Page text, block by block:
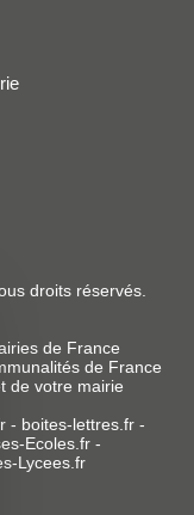
droits réservés.
de France
de France
de votre mairie
- boites-lettres.fr-
Ecoles.fr -
Lycees.fr